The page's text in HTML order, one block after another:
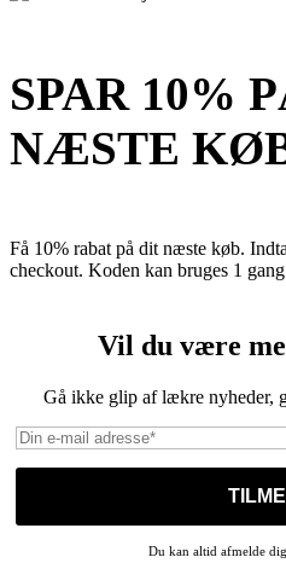
SPAR 10%
NÆSTE
Få 10% rabat på dit næste køb.
checkout. Koden kan bruges 1
Vil du være
Gå ikke glip af lækre nyheder,
Du kan altid afmelde